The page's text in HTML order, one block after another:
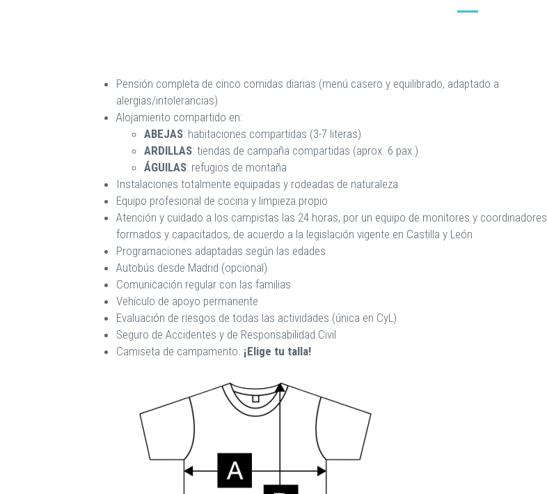
Pensión completa de cinco comidas diarias (menú casero y equilibrado, adaptado a
alergias/intolerancias)
Alojamiento compartido en:
ABEJAS: habitaciones compartidas (3-7 literas)
ARDILLAS: tiendas de campaña compartidas (aprox. 6 pax.)
ÁGUILAS: refugios de montaña
Instalaciones totalmente equipadas y rodeadas de naturaleza
Equipo profesional de cocina y limpieza propio
Atención y cuidado a los campistas las 24 horas, por un equipo de monitores y coordinadores
formados y capacitados, de acuerdo a la legislación vigente en Castilla y León
Programaciones adaptadas según las edades
Autobús desde Madrid (opcional)
Comunicación regular con las familias
Vehículo de apoyo permanente
Evaluación de riesgos de todas las actividades (única en CyL)
Seguro de Accidentes y de Responsabilidad Civil
Camiseta de campamento. ¡Elige tu talla!